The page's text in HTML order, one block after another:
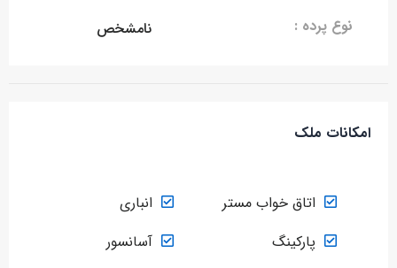
نوع پرده :
نامشخص
امکانات ملک
اتاق خواب مستر
انباری
پارکینگ
آسانسور